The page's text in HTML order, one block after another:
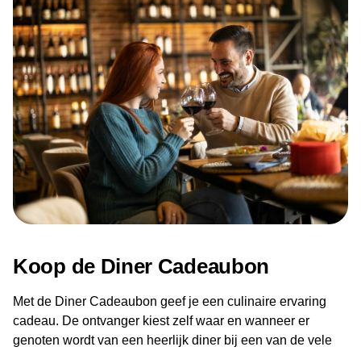
Koop de Diner Cadeaubon
Met de Diner Cadeaubon geef je een culinaire ervaring
cadeau. De ontvanger kiest zelf waar en wanneer er
genoten wordt van een heerlijk diner bij een van de vele